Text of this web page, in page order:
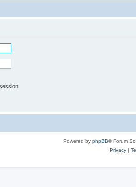
Powered by phpBB® Forum
Privacy|